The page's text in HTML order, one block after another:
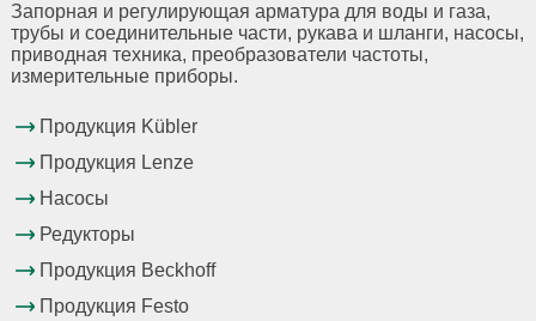
Запорная и регулирующая арматура для воды и газа,
трубы и соединительные части, рукава и шланги, насосы,
приводная техника, преобразователи частоты,
измерительные приборы.
Продукция Kübler
Продукция Lenze
Насосы
Редукторы
Продукция Beckhoff
Продукция Festo